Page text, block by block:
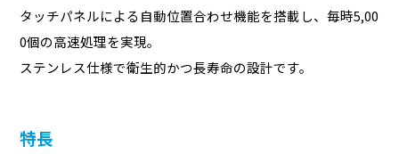
タッチパネルによる自動位置合わせ機能を搭載し、毎時5,00
0個の高速処理を実現。
ステンレス仕様で衛生的かつ長寿命の設計です。
特長